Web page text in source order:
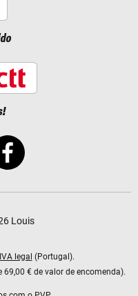
Louis
legal (Portugal).
€ de valor de encomenda).